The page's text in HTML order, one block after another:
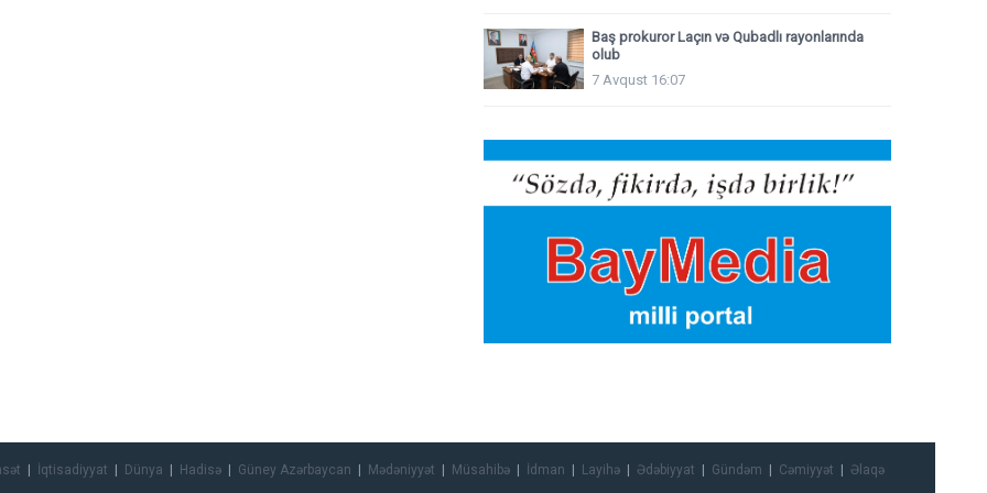
Baş prokuror Laçın və Qubadlı rayonlarında
olub
7 Avqust 16:07
İqtisadiyyat Dünya Hadisə Güney Azərbaycan Mədəniyyət Müsahibə İdman Layihə Ədəbiyyat Gündəm Cəmiyyət Əlaqə